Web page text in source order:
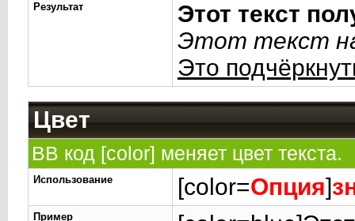
Результат
Этот текст
Этот текст
Это
Цвет
BB код [color] меняет цвет текста.
Использование [color=Опция]
Пример